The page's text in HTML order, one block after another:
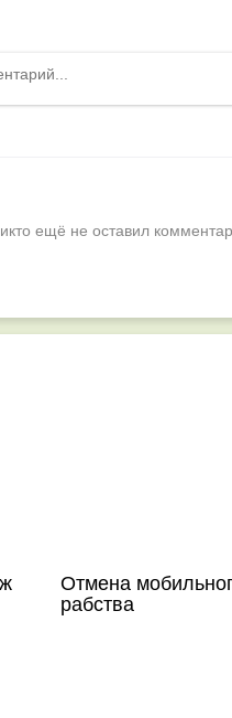
ещё не оставил
Отмена
рабства